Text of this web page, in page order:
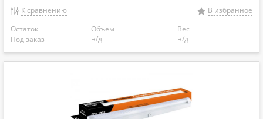
К сравнению
В избранное
Остаток
Под заказ
Объем
н/д
Вес
н/д